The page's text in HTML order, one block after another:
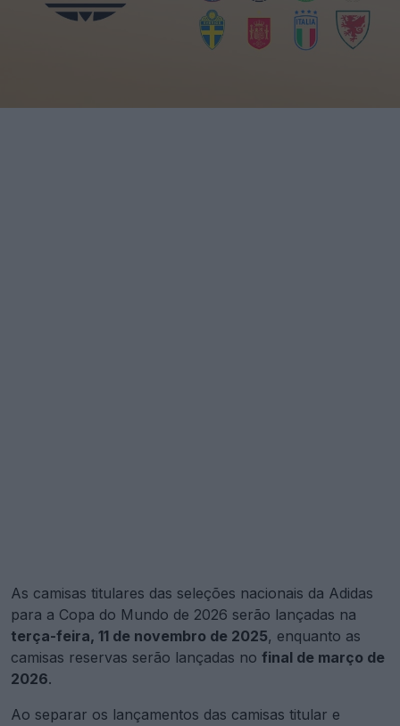
As camisas titulares das seleções nacionais da Adidas
para a Copa do Mundo de 2026 serão lançadas na
terça-feira, 11 de novembro de 2025, enquanto as
camisas reservas serão lançadas no final de março de
2026.
Ao separar os lançamentos das camisas titular e